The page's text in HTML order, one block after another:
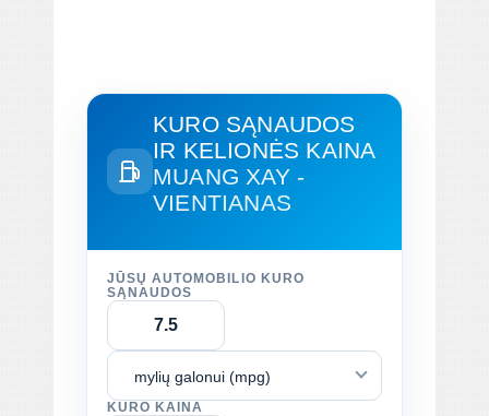
KURO SĄNAUDOS
IR KELIONĖS KAINA
MUANG XAY -
VIENTIANAS
JŪSŲ AUTOMOBILIO KURO
SĄNAUDOS
mylių galonui (mpg)
KURO KAINA